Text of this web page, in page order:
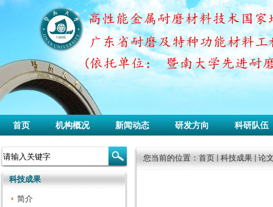
首页 机构概况 新闻动态 研发方向 科研队伍
科技成果
简介
您当前的位置： 首页 科技成果 论